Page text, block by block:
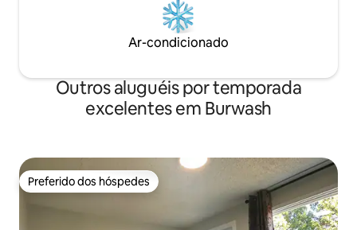
Ar-condicionado
Outros aluguéis por temporada
excelentes em Burwash
Preferido dos hóspedes
Preferido dos hóspedes